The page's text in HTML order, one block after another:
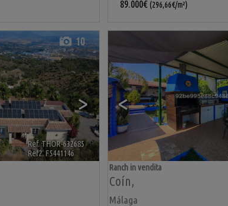
89.000€ (296,66€/m²)
>
10
Ref. THOR-632685 🔗
Ref2. F5441146
<
Coín,
Málaga
Ranch in vendita